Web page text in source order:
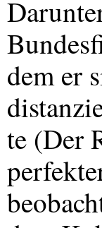
dem er
te (Der